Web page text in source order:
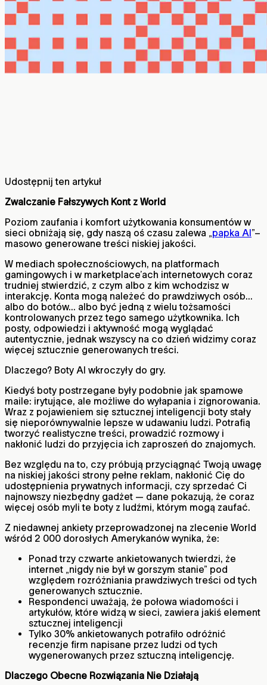
Udostępnij ten artykuł
Zwalczanie Fałszywych Kont z World
Poziom zaufania i komfort użytkowania konsumentów w
sieci obniżają się, gdy naszą oś czasu zalewa „papka AI”–
masowo generowane treści niskiej jakości.
W mediach społecznościowych, na platformach
gamingowych i w marketplace’ach internetowych coraz
trudniej stwierdzić, z czym albo z kim wchodzisz w
interakcję. Konta mogą należeć do prawdziwych osób…
albo do botów… albo być jedną z wielu tożsamości
kontrolowanych przez tego samego użytkownika. Ich
posty, odpowiedzi i aktywność mogą wyglądać
autentycznie, jednak wszyscy na co dzień widzimy coraz
więcej sztucznie generowanych treści.
Dlaczego? Boty AI wkroczyły do gry.
Kiedyś boty postrzegane były podobnie jak spamowe
maile: irytujące, ale możliwe do wyłapania i zignorowania.
Wraz z pojawieniem się sztucznej inteligencji boty stały
się nieporównywalnie lepsze w udawaniu ludzi. Potrafią
tworzyć realistyczne treści, prowadzić rozmowy i
nakłonić ludzi do przyjęcia ich zaproszeń do znajomych.
Bez względu na to, czy próbują przyciągnąć Twoją uwagę
na niskiej jakości strony pełne reklam, nakłonić Cię do
udostępnienia prywatnych informacji, czy sprzedać Ci
najnowszy niezbędny gadżet — dane pokazują, że coraz
więcej osób myli te boty z ludźmi, którym mogą zaufać.
Z niedawnej ankiety przeprowadzonej na zlecenie World
wśród 2 000 dorosłych Amerykanów wynika, że:
Ponad trzy czwarte ankietowanych twierdzi, że
internet „nigdy nie był w gorszym stanie” pod
względem rozróżniania prawdziwych treści od tych
generowanych sztucznie.
Respondenci uważają, że połowa wiadomości i
artykułów, które widzą w sieci, zawiera jakiś element
sztucznej inteligencji
Tylko 30% ankietowanych potrafiło odróżnić
recenzje firm napisane przez ludzi od tych
wygenerowanych przez sztuczną inteligencję.
Dlaczego Obecne Rozwiązania Nie Działają